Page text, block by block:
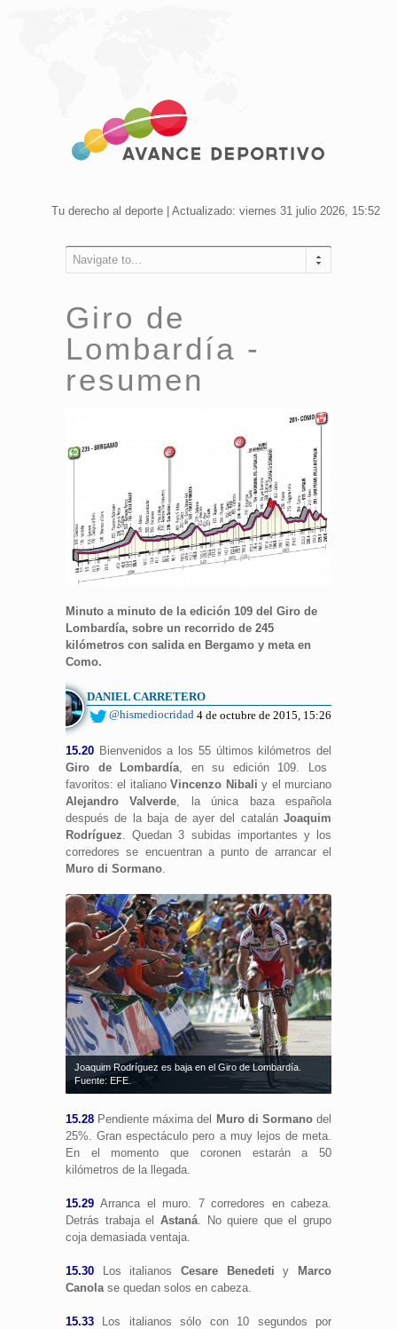
Tu derecho al deporte | Actualizado: viernes 31 julio 2026, 15:52
Navigate to...
Giro de
Lombardía -
resumen
Minuto a minuto de la edición 109 del Giro de
Lombardía, sobre un recorrido de 245
kilómetros con salida en Bergamo y meta en
Como.
DANIEL CARRETERO
@hismediocridad 4 de octubre de 2015, 15:26
15.20 Bienvenidos a los 55 últimos kilómetros del
Giro de Lombardía, en su edición 109. Los
favoritos: el italianoVincenzo Nibali y el murciano
Alejandro
Valverde, la única baza española
después de la baja de ayer del catalán Joaquim
Rodríguez. Quedan 3 subidas importantes y los
corredores se encuentran a punto de arrancar el
Muro di Sormano.
Joaquim Rodríguez es baja en el Giro de Lombardía.
Fuente: EFE.
15.28 Pendiente máxima del Muro di Sormanodel
25%. Gran espectáculo pero a muy lejos de meta.
En el momento que coronen estarán a 50
kilómetros de la llegada.
15.29 Arranca el muro. 7 corredores en cabeza.
Detrás trabaja el Astaná. No quiere que el grupo
coja demasiada ventaja.
15.30 Los italianos Cesare Benedeti y
Marco
Canolase quedan solos en cabeza.
15.33 Los italianos sólo con 10 segundos por